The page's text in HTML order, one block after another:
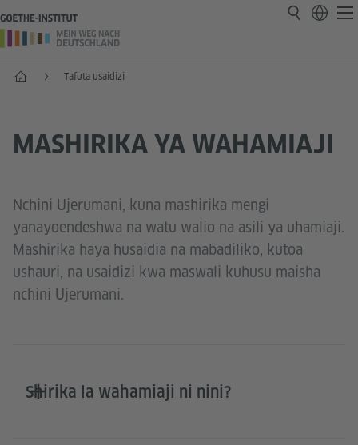
Nyumbani Tafuta usaidizi
MASHIRIKA YA WAHAMIAJI
Nchini Ujerumani, kuna mashirika mengi
yanayoendeshwa na watu walio na asili ya uhamiaji.
Mashirika haya husaidia na mabadiliko, kutoa
ushauri, na usaidizi kwa maswali kuhusu maisha
nchini Ujerumani.
Shirika la wahamiaji ni nini?